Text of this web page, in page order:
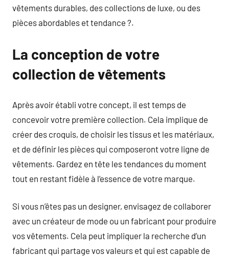
vêtements durables, des collections de luxe, ou des
pièces abordables et tendance ?.
La conception de votre
collection de vêtements
Après avoir établi votre concept, il est temps de
concevoir votre première collection. Cela implique de
créer des croquis, de choisir les tissus et les matériaux,
et de définir les pièces qui composeront votre ligne de
vêtements. Gardez en tête les tendances du moment
tout en restant fidèle à l’essence de votre marque.
Si vous n’êtes pas un designer, envisagez de collaborer
avec un créateur de mode ou un fabricant pour produire
vos vêtements. Cela peut impliquer la recherche d’un
fabricant qui partage vos valeurs et qui est capable de